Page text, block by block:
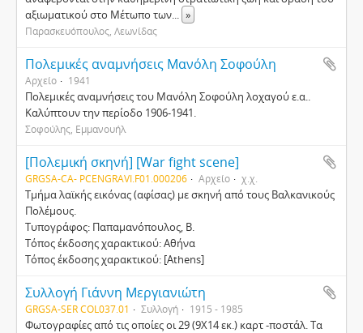
αξιωματικού στο Μέτωπο των... »
Παρασκευόπουλος, Λεωνίδας
Πολεμικές αναμνήσεις Μανόλη Σοφούλη
Αρχείο 1941
Πολεμικές αναμνήσεις του Μανόλη Σοφούλη λοχαγού ε.α..
Καλύπτουν την περίοδο 1906-1941.
Σοφούλης, Εμμανουήλ
[Πολεμική σκηνή] [War fight scene]
GRGSA-CA- PCENGRAVI.F01.000206 Αρχείο χ.χ.
Τμήμα λαϊκής εικόνας (αφίσας) με σκηνή από τους Βαλκανικούς
Πολέμους.
Τυπογράφος: Παπαμανόπουλος, Β.
Τόπος έκδοσης χαρακτικού: Αθήνα
Τόπος έκδοσης χαρακτικού: [Athens]
Συλλογή Γιάννη Μεργιανιώτη
GRGSA-SER COL037.01 Συλλογή 1915 - 1985
Φωτογραφίες από τις οποίες οι 29 (9Χ14 εκ.) καρτ -ποστάλ. Τα